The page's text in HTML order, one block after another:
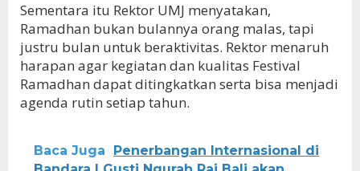
Sementara itu Rektor UMJ menyatakan,
Ramadhan bukan bulannya orang malas, tapi
justru bulan untuk beraktivitas. Rektor menaruh
harapan agar kegiatan dan kualitas Festival
Ramadhan dapat ditingkatkan serta bisa menjadi
agenda rutin setiap tahun.
Baca Juga
Penerbangan Internasional di